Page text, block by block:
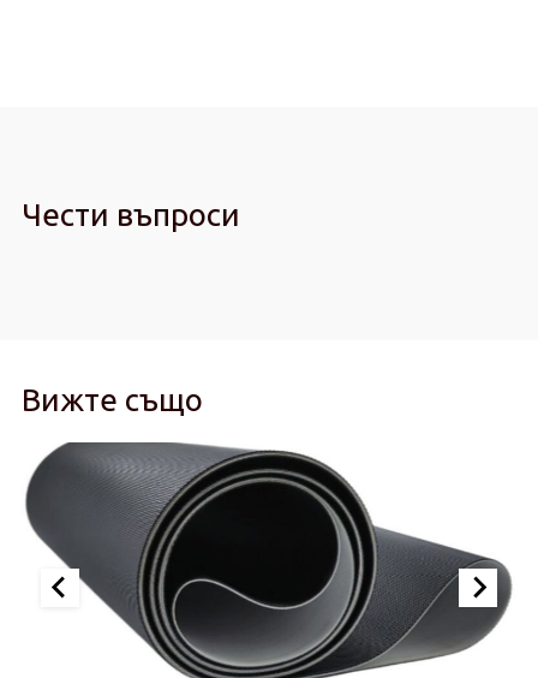
Чести въпроси
Вижте също